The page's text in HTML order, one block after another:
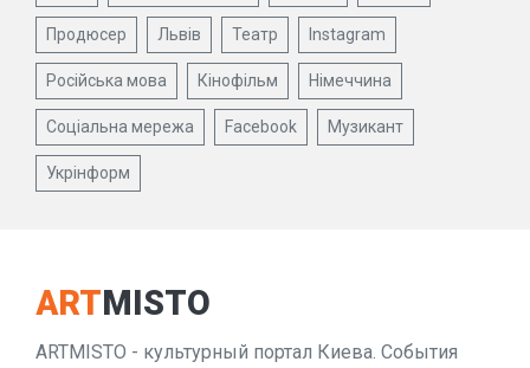
Продюсер Львів Театр Instagram
Російська мова Кінофільм Німеччина
Соціальна мережа Facebook Музикант
Укрінформ
ARTMISTO
ARTMISTO - культурный портал Киева. События